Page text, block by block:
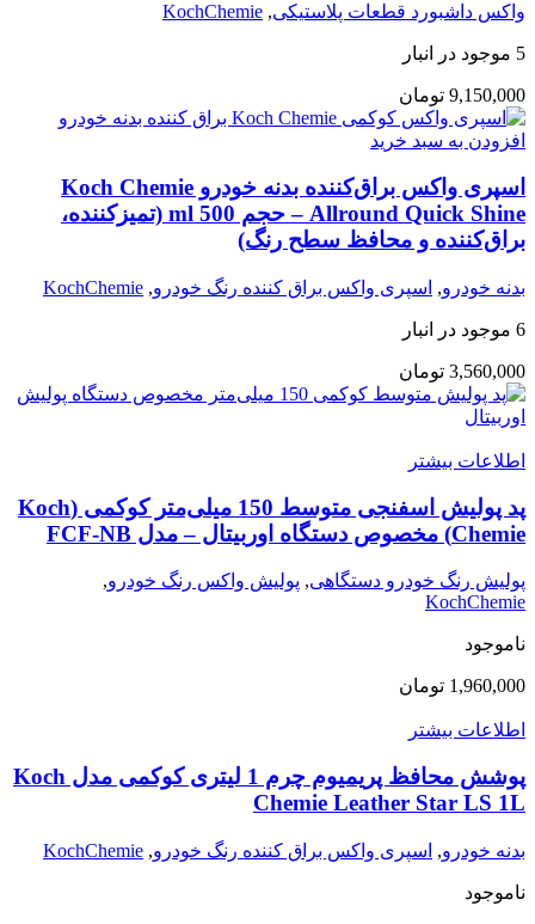
واکس داشبورد قطعات پلاستیکی,
KochChemie
5 موجود در انبار
9,150,000 تومان
افزودن به سبد خرید
اسپری واکس براق‌کننده بدنه خودرو Koch Chemie
Allround Quick Shine – حجم 500 ml (تمیزکننده،
براق‌کننده و محافظ سطح رنگ)
بدنه خودرو, اسپری واکس براق کننده رنگ خودرو,
KochChemie
6 موجود در انبار
3,560,000 تومان
اطلاعات بیشتر
پد پولیش اسفنجی متوسط 150 میلی‌متر کوکمی (Koch
Chemie) مخصوص دستگاه اوربیتال – مدل FCF-NB
پولیش رنگ خودرو دستگاهی, پولیش واکس رنگ خودرو,
KochChemie
ناموجود
1,960,000 تومان
اطلاعات بیشتر
پوشش محافظ پریمیوم چرم 1 لیتری کوکمی مدل Koch
Chemie Leather Star LS 1L
بدنه خودرو, اسپری واکس براق کننده رنگ خودرو,
KochChemie
ناموجود